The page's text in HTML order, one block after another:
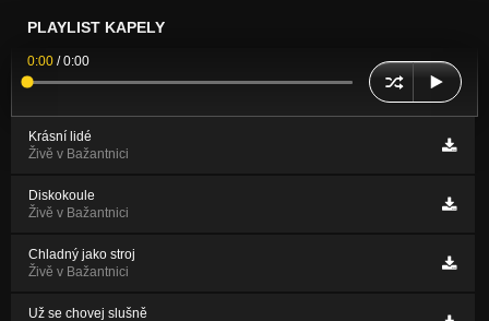
PLAYLIST KAPELY
0:00 /0:00
Krásní lidé
Živě v Bažantnici
Diskokoule
Živě v Bažantnici
Chladný jako stroj
Živě v Bažantnici
Už se chovej slušně